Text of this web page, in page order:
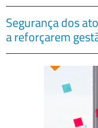
Segurança dos
a reforçarem